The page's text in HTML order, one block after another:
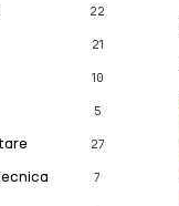
22
21
10
5
27
7